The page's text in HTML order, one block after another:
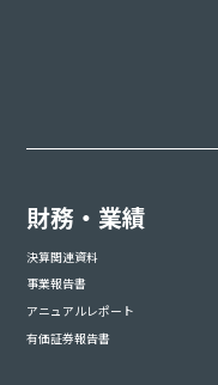
財務・業績
決算関連資料
事業報告書
アニュアルレポート
有価証券報告書